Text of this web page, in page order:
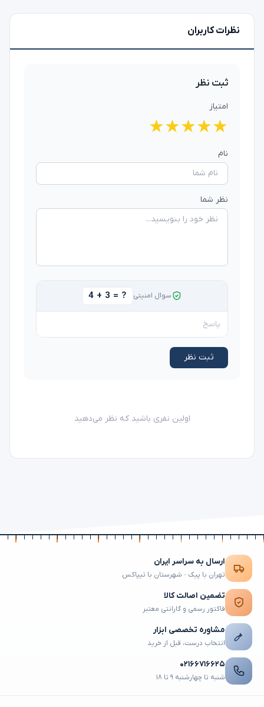
نظرات کاربران
ثبت نظر
امتیاز
★
★
★
★
★
نام
نظر شما
سوال امنیتی 4 + 3 = ?
ثبت نظر
اولین نفری باشید که نظر می‌دهید
ارسال به سراسر ایران
تهران با پیک · شهرستان با تیپاکس
تضمین اصالت کالا
فاکتور رسمی و گارانتی معتبر
مشاوره تخصصی ابزار
انتخاب درست، قبل از خرید
۰۲۱۶۶۷۱۶۶۲۵
شنبه تا چهارشنبه ۹ تا ۱۸